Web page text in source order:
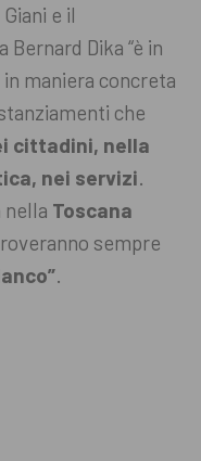
e il
Dika “è in
maniera concreta
che
cittadini, nella
nei servizi.
nella Toscana
sempre
.